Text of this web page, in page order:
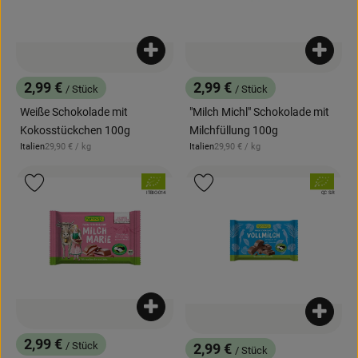
, Preis:
2,99 € / Stück
Weiße Schokolade mit
Kokosstückchen 100g
, Herkunft:
Italien, Referenzpreis:
29,90 € / kg
Produkt zum Warenkorb hinzufügen
, Preis:
2,99 € / Stück
"Milch Michl" Schokolade mit
Milchfüllung 100g
, Herkunft:
Italien, Referenzpreis:
29,90 € / kg
, Preis:
2,99 € / Stück
Produkt zum Warenkorb hinzufügen
, Verband:
, Kontrollstelle:
IT-BIO-014
Produkt zu Favouriten hinzufügen
2,99 € / Stück
, Verband:
, Kontrollstelle:
QC S.R
Produkt zu Favouriten hinzufügen